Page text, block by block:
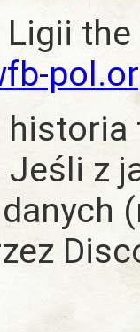
historia
z